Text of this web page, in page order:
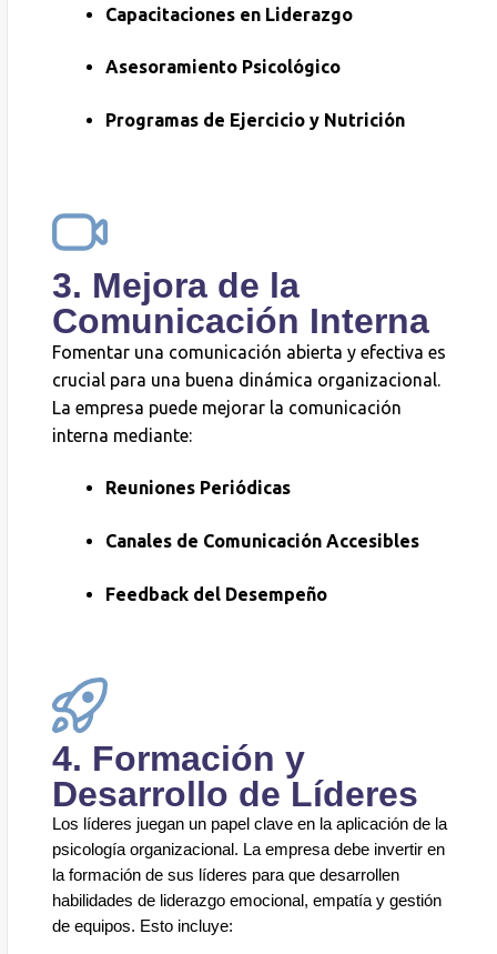
Capacitaciones en Liderazgo
Asesoramiento Psicológico
Programas de Ejercicio y Nutrición
3. Mejora de la
Comunicación Interna
Fomentar una comunicación abierta y efectiva es
crucial para una buena dinámica organizacional.
La empresa puede mejorar la comunicación
interna mediante:
Reuniones Periódicas
Canales de Comunicación Accesibles
Feedback del Desempeño
4. Formación y
Desarrollo de Líderes
Los líderes juegan un papel clave en la aplicación de la
psicología organizacional. La empresa debe invertir en
la formación de sus líderes para que desarrollen
habilidades de liderazgo emocional, empatía y gestión
de equipos. Esto incluye: